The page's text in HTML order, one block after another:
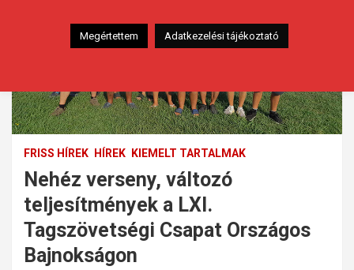
FRISS HÍREK HÍREK KIEMELT TARTALMAK
Nehéz verseny, változó
teljesítmények a LXI.
Tagszövetségi Csapat Országos
Bajnokságon
Megértettem Adatkezelési tájékoztató